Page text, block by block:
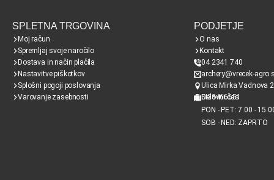
SPLETNA TRGOVINA
Moj račun
Spremljaj svoje naročilo
Dostava in način plačila
Nastavitve piškotkov
Splošni pogoji poslovanja
Varovanje zasebnosti
PODJETJE
O nas
Kontakt
04 2341 740
archery@vrecek-
Ulica Mirka Vadnova
SI38466651
Delovni čas
PON - PET: 7.00 -
SOB - NED: ZAPRTO